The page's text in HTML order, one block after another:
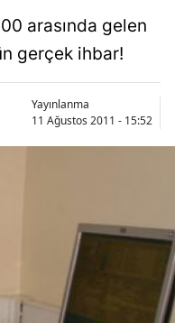
arasında gelen
gerçek ihbar!
Yayınlanma
11 Ağustos 2011 - 15:52